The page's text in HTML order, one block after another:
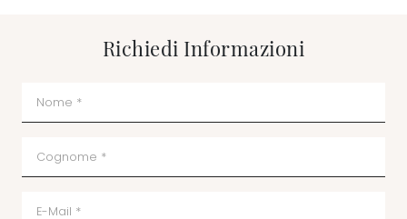
Richiedi Informazioni